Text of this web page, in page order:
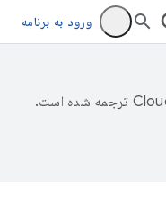
ورود به برنامه
ترجمه شده است.